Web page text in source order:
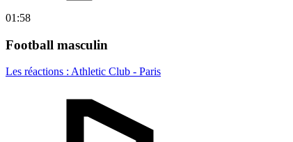
01:58
Football masculin
Les réactions : Athletic Club - Paris